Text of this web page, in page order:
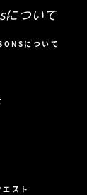
について
について
スト